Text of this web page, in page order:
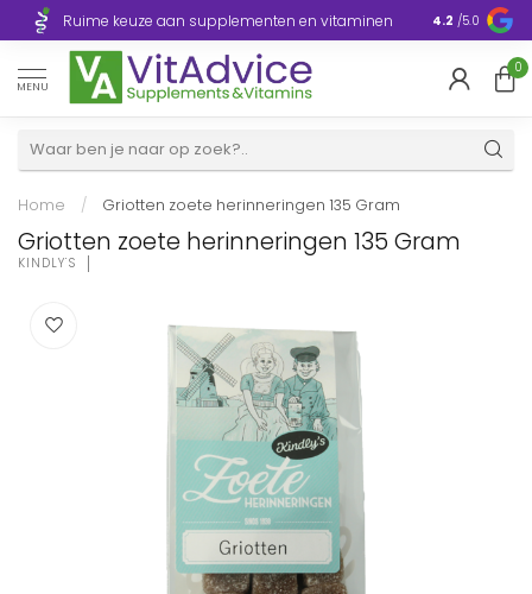
Ruime keuze aan supplementen en vitaminen Europa
4.2 /5.0
MENU
0
Home / Griotten zoete herinneringen 135 Gram
Griotten zoete herinneringen 135 Gram
KINDLY'S